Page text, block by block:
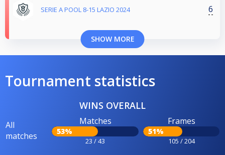
SERIE A POOL 8-15 LAZIO 2024 6
SHOW MORE
Tournament statistics
WINS OVERALL
All
matches
Matches
53%
23 / 43
Frames
51%
105 / 204